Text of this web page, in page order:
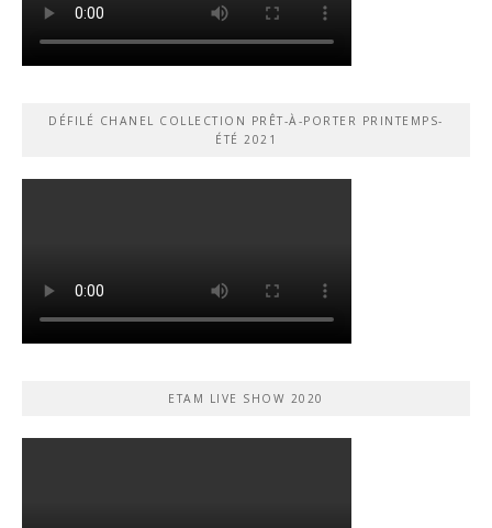
DÉFILÉ CHANEL COLLECTION PRÊT-À-PORTER PRINTEMPS-
ÉTÉ 2021
ETAM LIVE SHOW 2020